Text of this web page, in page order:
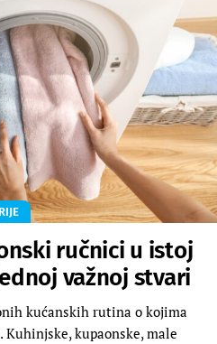
ručnici u istoj
važnoj stvari
kućanskih rutina o kojima
kupaonske, male